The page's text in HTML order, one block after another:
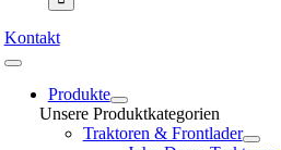
Kontakt
Toggle
NavigationProdukte
Unsere Produktkategorien
Traktoren & Frontlader